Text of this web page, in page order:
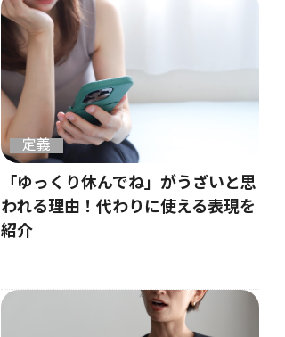
定義
「ゆっくり休んでね」がうざいと思
われる理由！代わりに使える表現を
紹介